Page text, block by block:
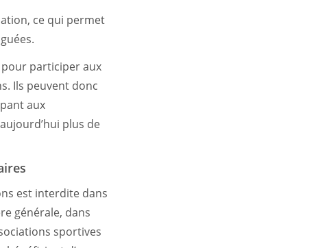
ce qui permet
participer aux
Ils peuvent donc
aux
plus de
est interdite dans
générale, dans
sportives